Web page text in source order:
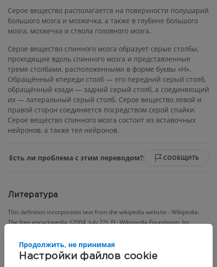
Серое вещество располагается на поверхности полушарий
большого мозга и мозжечка, а также в глубине большого
мозга, мозжечка и ствола головного мозга.
Серое вещество спинного мозга образует серые столбы,
проходящие вдоль спинного мозга и представленные
тремя столбами, расположенными в форме буквы «H».
Обращённый кпереди столб — это передний серый столб,
обращённый кзади — задний серый столб, а соединяющий
их — латеральный серый столб. Серое вещество левой и
правой сторон соединяется посредством серой спайки.
Серое вещество спинного мозга состоит из вставочных
нейронов, а также тел нейронов.
Есть ли проблема с этим переводом? СООБЩИТЬ
Литература
This definition incorporates text from the wikipedia website - Wikipedia:
The free encyclopedia. (2004, July 22). FL: Wikimedia Foundation, Inc.
Настройки файлов cookie
Продолжить, не принимая